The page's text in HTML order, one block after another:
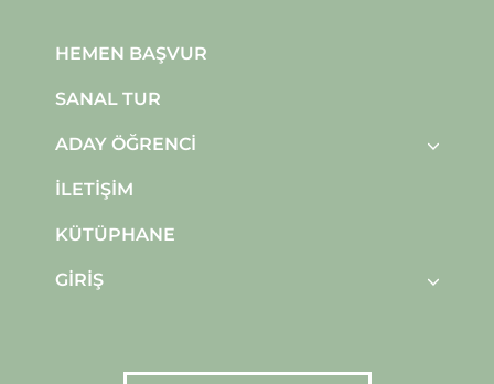
HEMEN BAŞVUR
SANAL TUR
ADAY ÖĞRENCI
İLETIŞIM
KÜTÜPHANE
GIRIŞ